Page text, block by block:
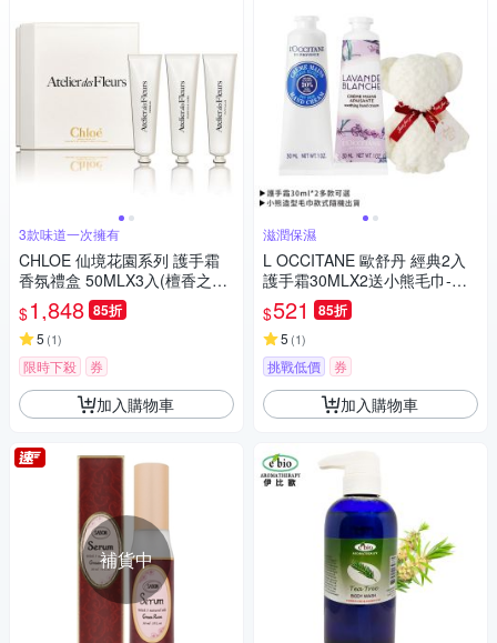
3款味道一次擁有
CHLOE 仙境花園系列 護手霜
香氛禮盒 50MLX3入(檀香之夢
+木蘭詩雨+北國雪松)
$1,848 85折
5 (1)
限時下殺 券
加入購物車
補貨中
滋潤保濕
L OCCITANE 歐舒丹 經典2入
護手霜30MLX2送小熊毛巾-乳
油木+乳油木
$521 85折
5 (1)
挑戰低價 券
加入購物車